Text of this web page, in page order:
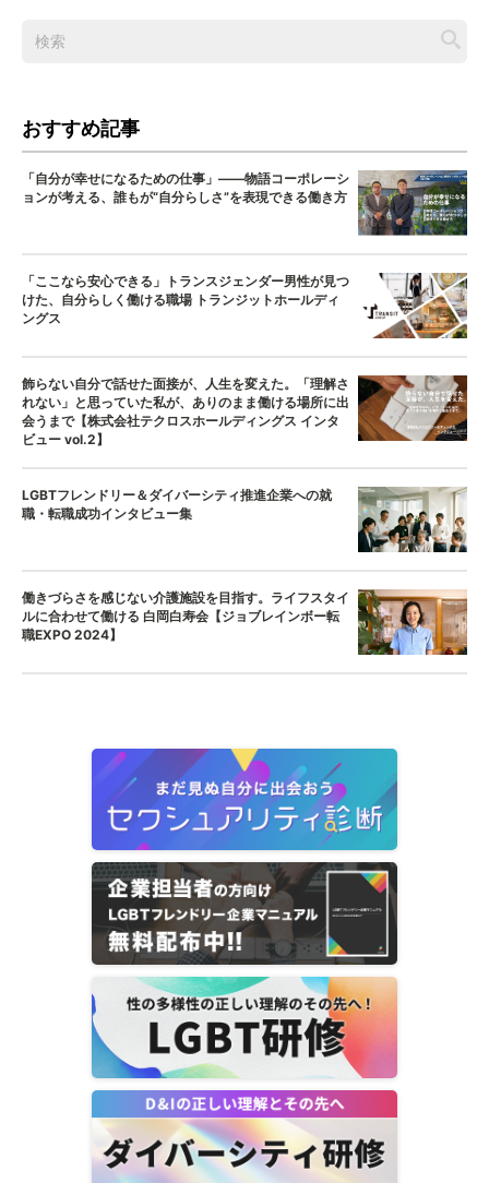
おすすめ記事
「自分が幸せになるための仕事」——物語コーポレーシ
ョンが考える、誰もが“自分らしさ”を表現できる働き方
「ここなら安心できる」トランスジェンダー男性が見つ
けた、自分らしく働ける職場 トランジットホールディ
ングス
飾らない自分で話せた面接が、人生を変えた。「理解さ
れない」と思っていた私が、ありのまま働ける場所に出
会うまで【株式会社テクロスホールディングス インタ
ビュー vol.2】
LGBTフレンドリー＆ダイバーシティ推進企業への就
職・転職成功インタビュー集
働きづらさを感じない介護施設を目指す。ライフスタイ
ルに合わせて働ける 白岡白寿会【ジョブレインボー転
職EXPO 2024】